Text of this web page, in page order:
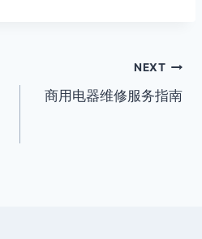
NEXT
商用电器维修服务指南